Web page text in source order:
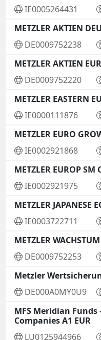
IE0005264431
METZLER AKTIEN
DE0009752238
METZLER AKTIEN
DE0009752220
METZLER EASTERN
IE0000111876
METZLER EURO
IE0002921868
METZLER EUROP SM
IE0002921975
METZLER JAPANESE
IE0003722711
METZLER
DE0009752253
Metzler
DE000A0MY0U9
MFS Meridian
Companies A1 EUR
LU0125944966